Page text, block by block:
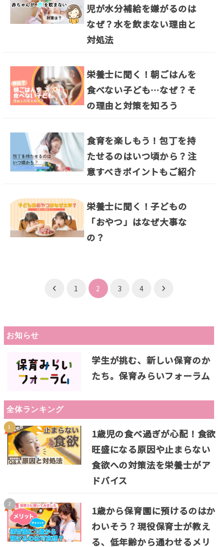
児が水分補給を嫌がるのは
なぜ？水を飲まない理由と
対処法
栄養士に聞く！朝ごはんを
食べない子ども…なぜ？そ
の理由と対策を知ろう
食育を楽しもう！包丁を持
たせるのはいつ頃から？注
意すべきポイントもご紹介
栄養士に聞く！子どもの
「おやつ」はなぜ大事な
の？
の
ペ
送
り
1 2 3 4
お知らせ
学生が挑む、新しい保育のか
たち。保育みらいフォーラム
全体ランキング
1歳児の食べ過ぎが心配！食欲
旺盛になる原因や止まらない
食欲への対策法を栄養士がア
ドバイス
1歳から保育園に預けるのはか
わいそう？現役保育士が教え
る、低年齢から通わせるメリ